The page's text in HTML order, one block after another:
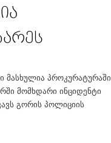
მასხულია პროკურატურაში
მომხდარი ინციდენტი
გორის პოლიციის